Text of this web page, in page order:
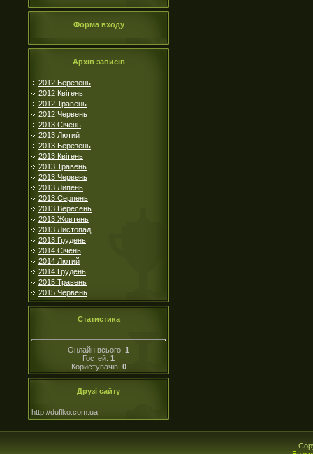
Форма входу
Архів записів
2012 Березень
2012 Квітень
2012 Травень
2012 Червень
2013 Січень
2013 Лютий
2013 Березень
2013 Квітень
2013 Травень
2013 Червень
2013 Липень
2013 Серпень
2013 Вересень
2013 Жовтень
2013 Листопад
2013 Грудень
2014 Січень
2014 Лютий
2014 Грудень
2015 Травень
2015 Червень
Статистика
Онлайн всього: 1
Гостей: 1
Користувачів: 0
Друзі сайту
http://duflko.com.ua